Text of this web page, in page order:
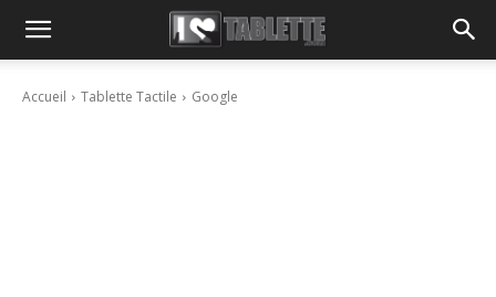
Accueil Tablette Tactile Google